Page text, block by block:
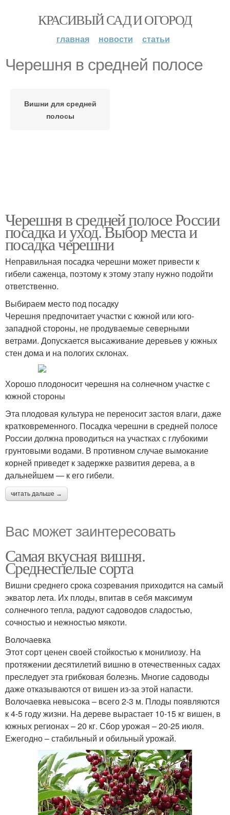
КРАСИВЫЙ САД И ОГОРОД
главная новости статьи
Черешня в средней полосе
Вишни для средней
полосы
Черешня в средней полосе России
посадка и уход. Выбор места и
посадка черешни
Неправильная посадка черешни может привести к
гибели саженца, поэтому к этому этапу нужно подойти
ответственно.
Выбираем место под посадку
Черешня предпочитает участки с южной или юго-
западной стороны, не продуваемые северными
ветрами. Допускается высаживание деревьев у южных
стен дома и на пологих склонах.
Хорошо плодоносит черешня на солнечном участке с
южной стороны
Эта плодовая культура не переносит застоя влаги, даже
кратковременного. Посадка черешни в средней полосе
России должна проводиться на участках с глубокими
грунтовыми водами. В противном случае вымокание
корней приведет к задержке развития дерева, а в
дальнейшем — к его гибели.
читать дальше →
Вас может заинтересовать
Самая вкусная вишня.
Среднеспелые сорта
Вишни среднего срока созревания приходится на самый
экватор лета. Их плоды, впитав в себя максимум
солнечного тепла, радуют садоводов сладостью,
сочностью и нежностью мякоти.
Волочаевка
Этот сорт ценен своей стойкостью к монилиозу. На
протяжении десятилетий вишню в отечественных садах
преследует эта грибковая болезнь. Многие садоводы
даже отказываются от вишен из-за этой напасти.
Волочаевка невысока – всего 2-3 м. Плоды появляются
к 4-5 году жизни. На дереве вырастает 10-15 кг вишен, в
южных регионах – 20 кг. Сбор урожая – 20-25 июля.
Ежегодно – стабильный и обильный урожай.